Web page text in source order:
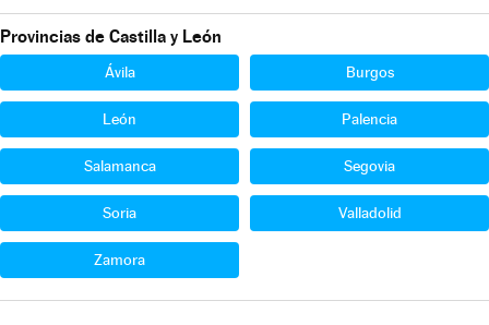
Provincias de Castilla y León
Ávila Burgos
León Palencia
Salamanca Segovia
Soria Valladolid
Zamora